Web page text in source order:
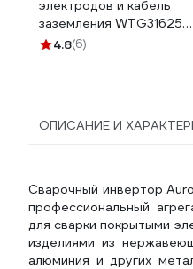
электродов и кабель
заземления WTG31625
100162
4.8(6)
ОПИСАНИЕ И
Сварочный инвертор
профессиональный
для сварки покрытыми
изделиями из
алюминия и других